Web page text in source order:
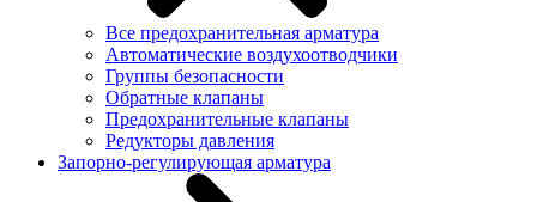
Все предохранительная арматура
Автоматические воздухоотводчики
Группы безопасности
Обратные клапаны
Предохранительные клапаны
Редукторы давления
Запорно-регулирующая арматура